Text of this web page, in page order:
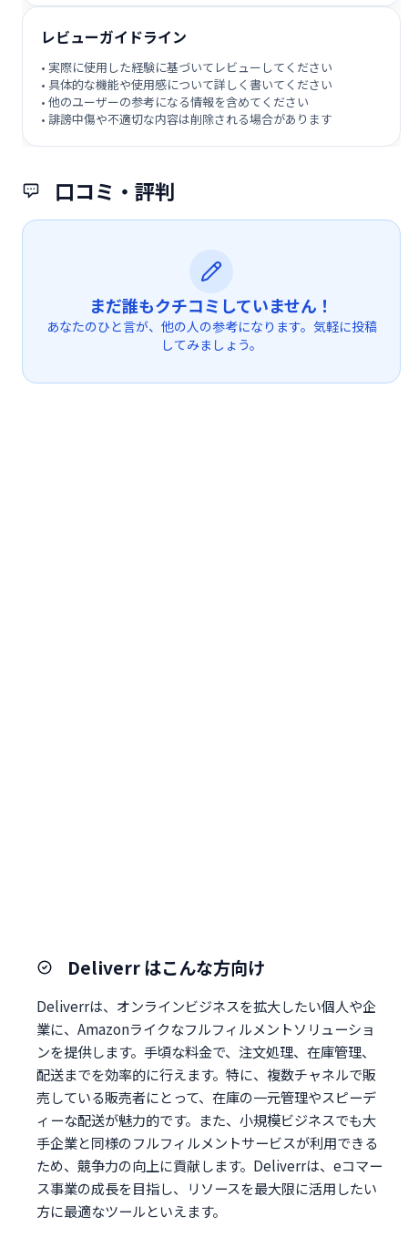
口コミ・評判
まだ誰もクチコミしていません！
あなたのひと言が、他の人の参考になります。気軽に投稿
してみましょう。
レビューガイドライン
• 実際に使用した経験に基づいてレビューしてください
• 具体的な機能や使用感について詳しく書いてください
• 他のユーザーの参考になる情報を含めてください
• 誹謗中傷や不適切な内容は削除される場合があります
Deliverr はこんな方向け
Deliverrは、オンラインビジネスを拡大したい個人や企
業に、Amazonライクなフルフィルメントソリューショ
ンを提供します。手頃な料金で、注文処理、在庫管理、
配送までを効率的に行えます。特に、複数チャネルで販
売している販売者にとって、在庫の一元管理やスピーデ
ィーな配送が魅力的です。また、小規模ビジネスでも大
手企業と同様のフルフィルメントサービスが利用できる
ため、競争力の向上に貢献します。Deliverrは、eコマー
ス事業の成長を目指し、リソースを最大限に活用したい
方に最適なツールといえます。